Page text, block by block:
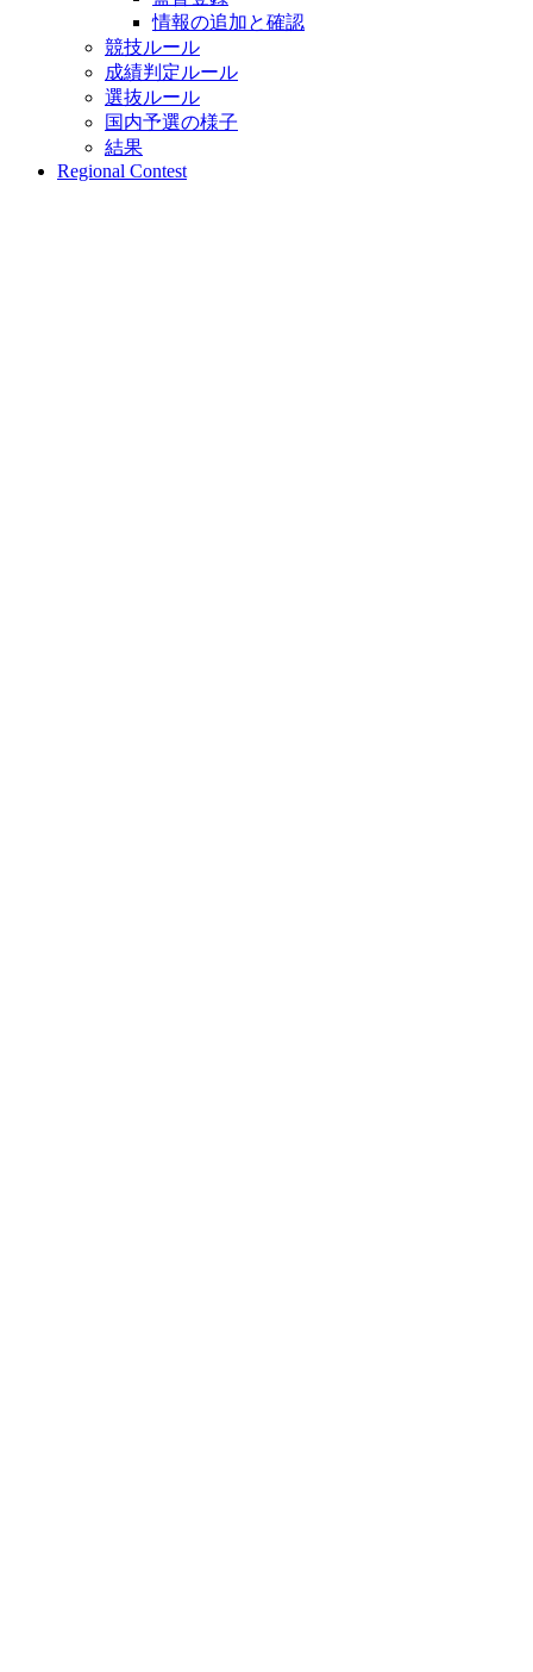
情報の追加と確認
競技ルール
成績判定ルール
選抜ルール
国内予選の様子
結果
Regional Contest